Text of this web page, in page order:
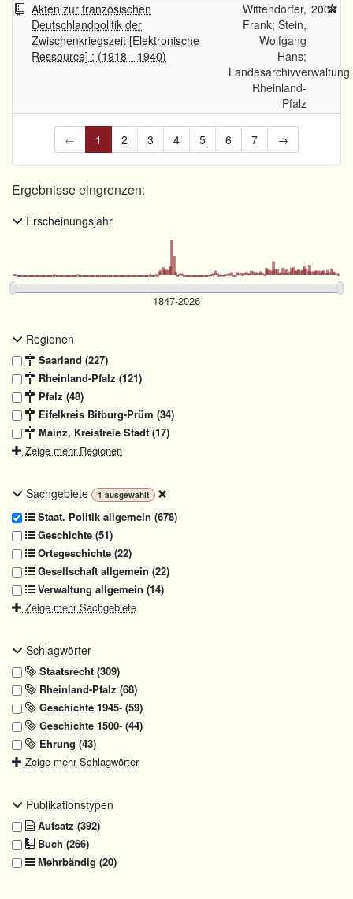
Akten zur französischen
Deutschlandpolitik der
Zwischenkriegszeit [Elektronische
Ressource] : (1918 - 1940)
Wittendorfer,
Frank; Stein,
Wolfgang
Hans;
Landesarchivverwaltung
Rheinland-
Pfalz
2008
← 1 2 3 4 5 6 7 →
Ergebnisse eingrenzen:
Erscheinungsjahr
Regionen
Saarland (227)
Rheinland-Pfalz (121)
Pfalz (48)
Eifelkreis Bitburg-Prüm (34)
Mainz, Kreisfreie Stadt (17)
Zeige mehr Regionen
Sachgebiete 1 ausgewählt
Staat. Politik allgemein (678)
Geschichte (51)
Ortsgeschichte (22)
Gesellschaft allgemein (22)
Verwaltung allgemein (14)
Zeige mehr Sachgebiete
Schlagwörter
Staatsrecht (309)
Rheinland-Pfalz (68)
Geschichte 1945- (59)
Geschichte 1500- (44)
Ehrung (43)
Zeige mehr Schlagwörter
Publikationstypen
Aufsatz (392)
Buch (266)
Mehrbändig (20)